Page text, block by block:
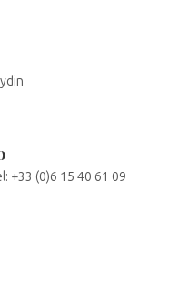
+33 (0)6 15 40 61 09